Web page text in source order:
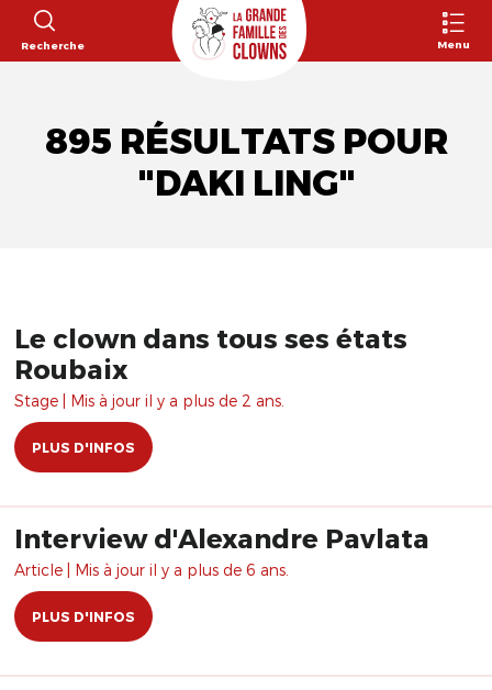
Recherche Menu
895 RÉSULTATS POUR
"DAKI LING"
Le clown dans tous ses états
Roubaix
Stage | Mis à jour il y a plus de 2 ans.
PLUS D'INFOS
Interview d'Alexandre Pavlata
Article | Mis à jour il y a plus de 6 ans.
PLUS D'INFOS